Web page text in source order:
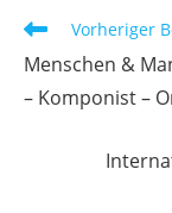
Vorheriger
Menschen &
– Komponist –